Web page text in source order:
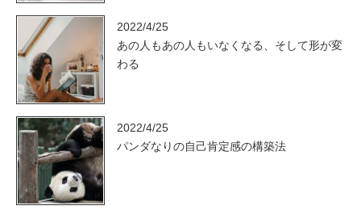
2022/4/25
あの人もあの人もいなくなる、そして形が変
わる
2022/4/25
パンダなりの自己肯定感の構築法